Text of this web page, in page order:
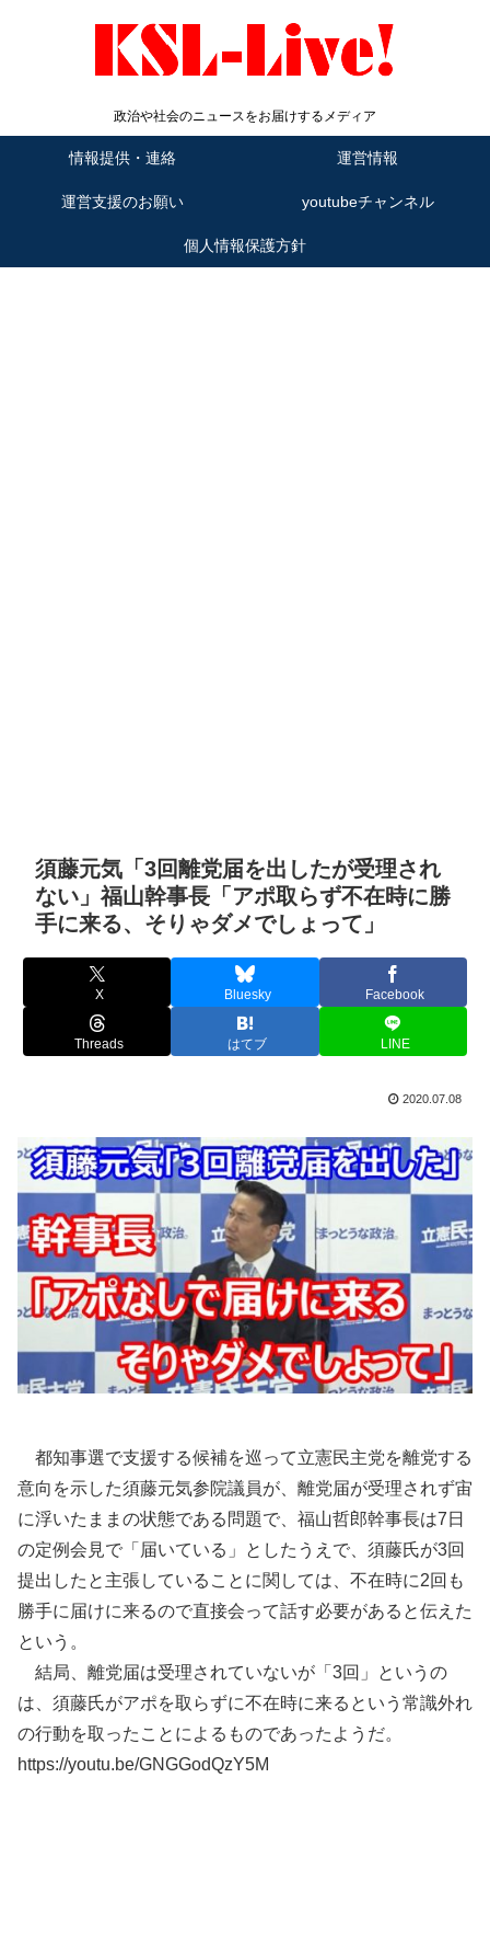
政治や社会のニュースをお届けするメディア
情報提供・連絡 運営情報
運営支援のお願い youtubeチャンネル
個人情報保護方針
須藤元気「3回離党届を出したが受理され
ない」福山幹事長「アポ取らず不在時に勝
手に来る、そりゃダメでしょって」
X Bluesky Facebook
Threads はてブ LINE
2020.07.08
都知事選で支援する候補を巡って立憲民主党を離党する
意向を示した須藤元気参院議員が、離党届が受理されず宙
に浮いたままの状態である問題で、福山哲郎幹事長は7日
の定例会見で「届いている」としたうえで、須藤氏が3回
提出したと主張していることに関しては、不在時に2回も
勝手に届けに来るので直接会って話す必要があると伝えた
という。
結局、離党届は受理されていないが「3回」というの
は、須藤氏がアポを取らずに不在時に来るという常識外れ
の行動を取ったことによるものであったようだ。
https://youtu.be/GNGGodQzY5M